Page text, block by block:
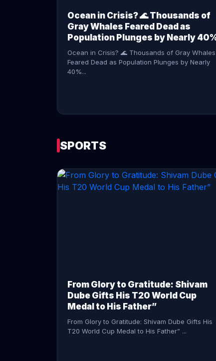
Ocean in Crisis? 🌊 Thousands of
Gray Whales Feared Dead as
Population Plunges by Nearly
Ocean in Crisis? 🌊 Thousands of Gray Whales
Feared Dead as Population Plunges by Nearly
40%...
SPORTS
From Glory to Gratitude: Shivam
Dube Gifts His T20 World Cup
Medal to His Father”
From Glory to Gratitude: Shivam Dube Gifts His
T20 World Cup Medal to His Father” ...